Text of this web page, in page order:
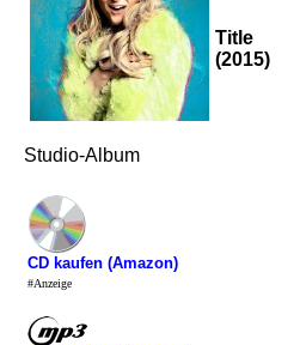
Title
(2015)
Studio-Album
CD kaufen (Amazon)
#Anzeige